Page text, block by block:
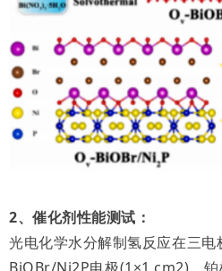
2、催化剂性能测试：
光电化学水分解制氢反应在三